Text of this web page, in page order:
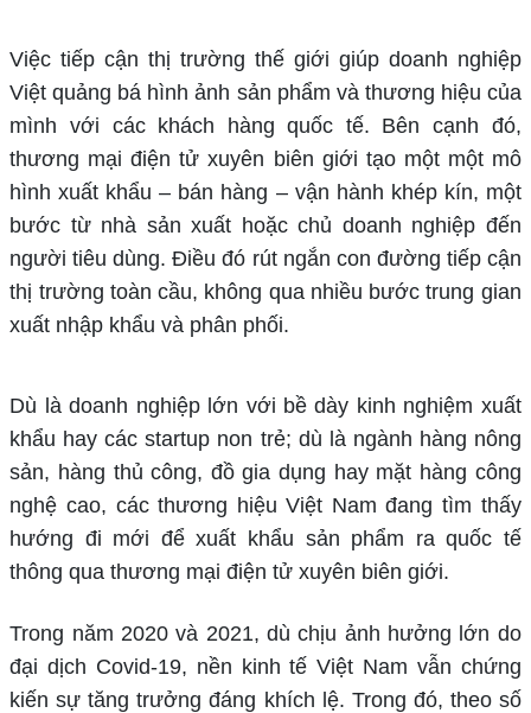
Việc tiếp cận thị trường thế giới giúp doanh nghiệp
Việt quảng bá hình ảnh sản phẩm và thương hiệu của
mình với các khách hàng quốc tế. Bên cạnh đó,
thương mại điện tử xuyên biên giới tạo một một mô
hình xuất khẩu – bán hàng – vận hành khép kín, một
bước từ nhà sản xuất hoặc chủ doanh nghiệp đến
người tiêu dùng. Điều đó rút ngắn con đường tiếp cận
thị trường toàn cầu, không qua nhiều bước trung gian
xuất nhập khẩu và phân phối.
Dù là doanh nghiệp lớn với bề dày kinh nghiệm xuất
khẩu hay các startup non trẻ; dù là ngành hàng nông
sản, hàng thủ công, đồ gia dụng hay mặt hàng công
nghệ cao, các thương hiệu Việt Nam đang tìm thấy
hướng đi mới để xuất khẩu sản phẩm ra quốc tế
thông qua thương mại điện tử xuyên biên giới.
Trong năm 2020 và 2021, dù chịu ảnh hưởng lớn do
đại dịch Covid-19, nền kinh tế Việt Nam vẫn chứng
kiến sự tăng trưởng đáng khích lệ. Trong đó, theo số